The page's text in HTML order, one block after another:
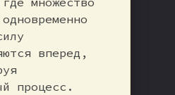
вперед,
процесс.